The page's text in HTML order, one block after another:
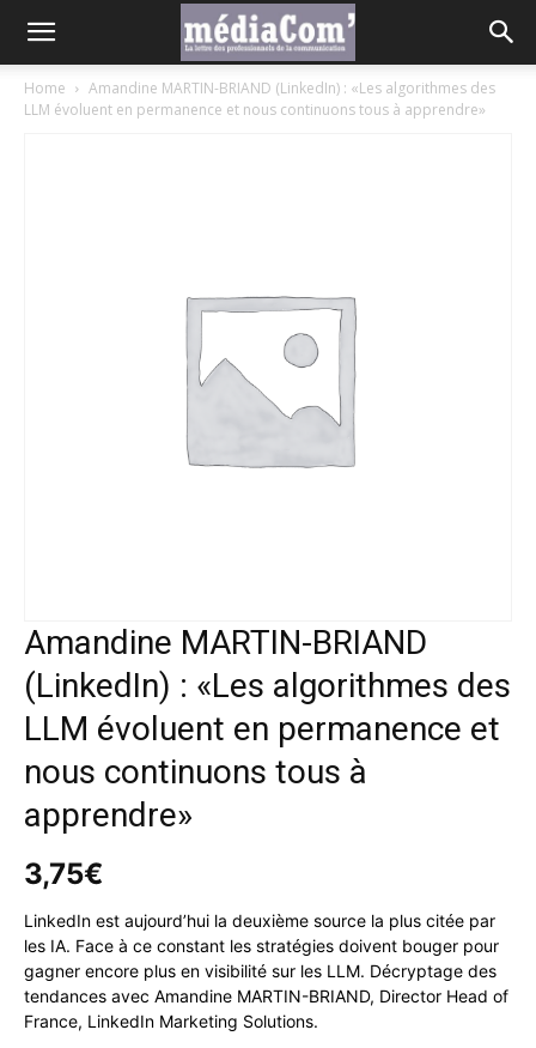
Home
Amandine MARTIN-BRIAND (LinkedIn) : «Les algorithmes des
LLM évoluent en permanence et nous continuons tous à apprendre»
Amandine MARTIN-BRIAND
(LinkedIn) : «Les algorithmes des
LLM évoluent en permanence et
nous continuons tous à
apprendre»
3,75€
LinkedIn est aujourd’hui la deuxième source la plus citée par
les IA. Face à ce constant les stratégies doivent bouger pour
gagner encore plus en visibilité sur les LLM. Décryptage des
tendances avec Amandine MARTIN-BRIAND, Director Head of
France, LinkedIn Marketing Solutions.